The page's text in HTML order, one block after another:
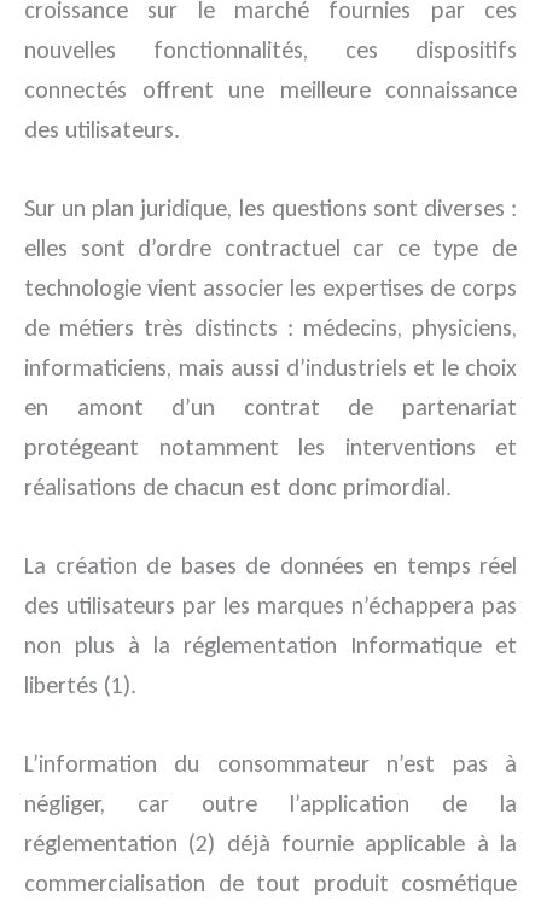
croissance sur le marché fournies par ces
nouvelles fonctionnalités, ces dispositifs
connectés offrent une meilleure connaissance
des utilisateurs.
Sur un plan juridique, les questions sont diverses :
elles sont d’ordre contractuel car ce type de
technologie vient associer les expertises de corps
de métiers très distincts : médecins, physiciens,
informaticiens, mais aussi d’industriels et le choix
en amont d’un contrat de partenariat
protégeant notamment les interventions et
réalisations de chacun est donc primordial.
La création de bases de données en temps réel
des utilisateurs par les marques n’échappera pas
non plus à la réglementation Informatique et
libertés (1).
L’information du consommateur n’est pas à
négliger, car outre l’application de la
réglementation (2) déjà fournie applicable à la
commercialisation de tout produit cosmétique